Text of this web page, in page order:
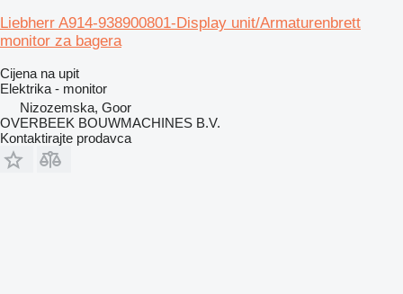
Liebherr A914-938900801-Display unit/Armaturenbrett
monitor za bagera
Cijena na upit
Elektrika - monitor
Nizozemska, Goor
OVERBEEK BOUWMACHINES B.V.
Kontaktirajte prodavca